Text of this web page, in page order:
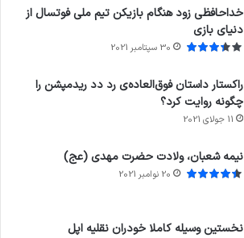
خداحافظی زود هنگام بازیکن تیم ملی فوتسال از
دنیای بازی
30 سپتامبر 2021
راکستار داستان فوق‌العاده‌ی رد دد ریدمپشن را
چگونه روایت کرد؟
11 جولای 2021
نیمه شعبان، ولادت حضرت مهدی (عج)
20 نوامبر 2021
نخستین وسیله کاملا خودران نقلیه اپل